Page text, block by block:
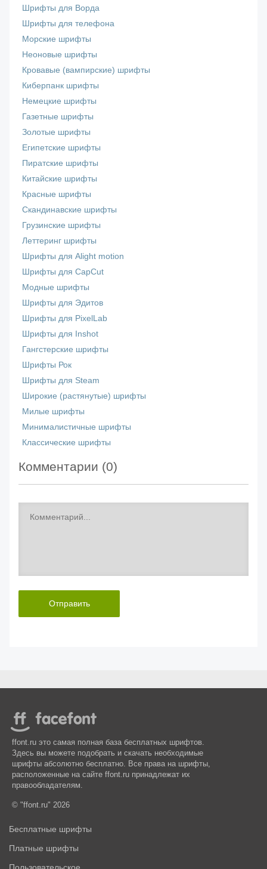
Шрифты для Ворда
Шрифты для телефона
Морские шрифты
Неоновые шрифты
Кровавые (вампирские) шрифты
Киберпанк шрифты
Немецкие шрифты
Газетные шрифты
Золотые шрифты
Египетские шрифты
Пиратские шрифты
Китайские шрифты
Красные шрифты
Скандинавские шрифты
Грузинские шрифты
Леттеринг шрифты
Шрифты для Alight motion
Шрифты для CapCut
Модные шрифты
Шрифты для Эдитов
Шрифты для PixelLab
Шрифты для Inshot
Гангстерские шрифты
Шрифты Рок
Шрифты для Steam
Широкие (растянутые) шрифты
Милые шрифты
Минималистичные шрифты
Классические шрифты
Комментарии (0)
Отправить
ffont.ru это самая полная база бесплатных шрифтов.
Здесь вы можете подобрать и скачать необходимые
шрифты абсолютно бесплатно. Все права на шрифты,
расположенные на сайте ffont.ru принадлежат их
правообладателям.
© "ffont.ru" 2026
Бесплатные шрифты
Платные шрифты